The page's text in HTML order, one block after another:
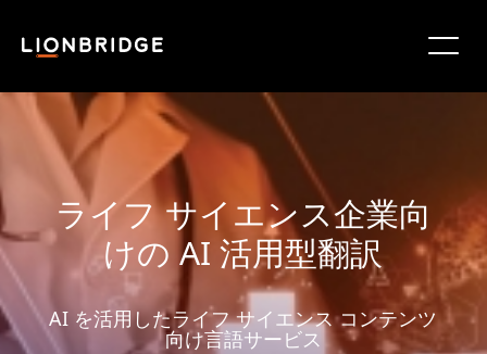
ライフ サイエンス企業向
けの AI 活用型翻訳
AI を活用したライフ サイエンス コンテンツ
向け言語サービス